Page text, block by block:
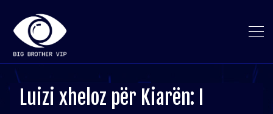
Luizi xheloz për Kiarën: I